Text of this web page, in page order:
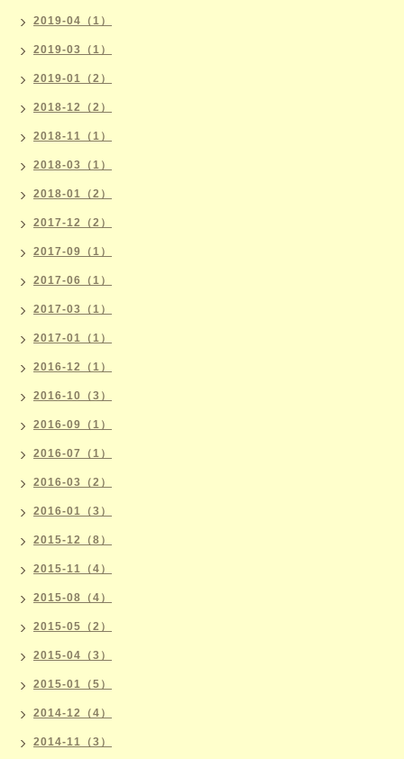
2019-04（1）
2019-03（1）
2019-01（2）
2018-12（2）
2018-11（1）
2018-03（1）
2018-01（2）
2017-12（2）
2017-09（1）
2017-06（1）
2017-03（1）
2017-01（1）
2016-12（1）
2016-10（3）
2016-09（1）
2016-07（1）
2016-03（2）
2016-01（3）
2015-12（8）
2015-11（4）
2015-08（4）
2015-05（2）
2015-04（3）
2015-01（5）
2014-12（4）
2014-11（3）